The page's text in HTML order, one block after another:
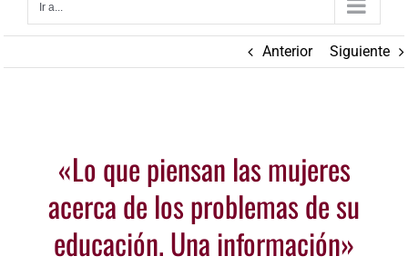
Ir a...
Anterior Siguiente
«Lo que piensan las mujeres
acerca de los problemas de su
educación. Una información»